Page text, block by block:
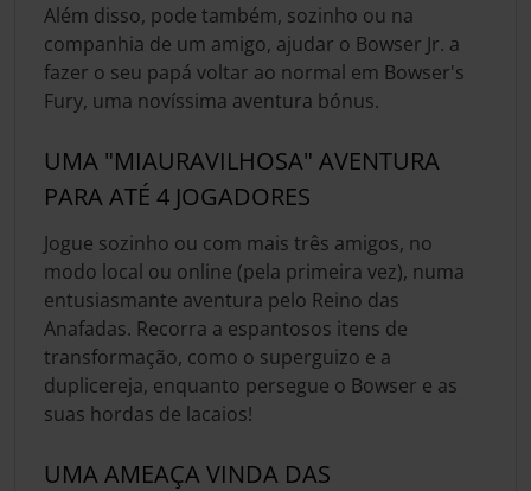
Além disso, pode também, sozinho ou na
companhia de um amigo, ajudar o Bowser Jr. a
fazer o seu papá voltar ao normal em Bowser's
Fury, uma novíssima aventura bónus.
UMA "MIAURAVILHOSA" AVENTURA
PARA ATÉ 4 JOGADORES
Jogue sozinho ou com mais três amigos, no
modo local ou online (pela primeira vez), numa
entusiasmante aventura pelo Reino das
Anafadas. Recorra a espantosos itens de
transformação, como o superguizo e a
duplicereja, enquanto persegue o Bowser e as
suas hordas de lacaios!
UMA AMEAÇA VINDA DAS